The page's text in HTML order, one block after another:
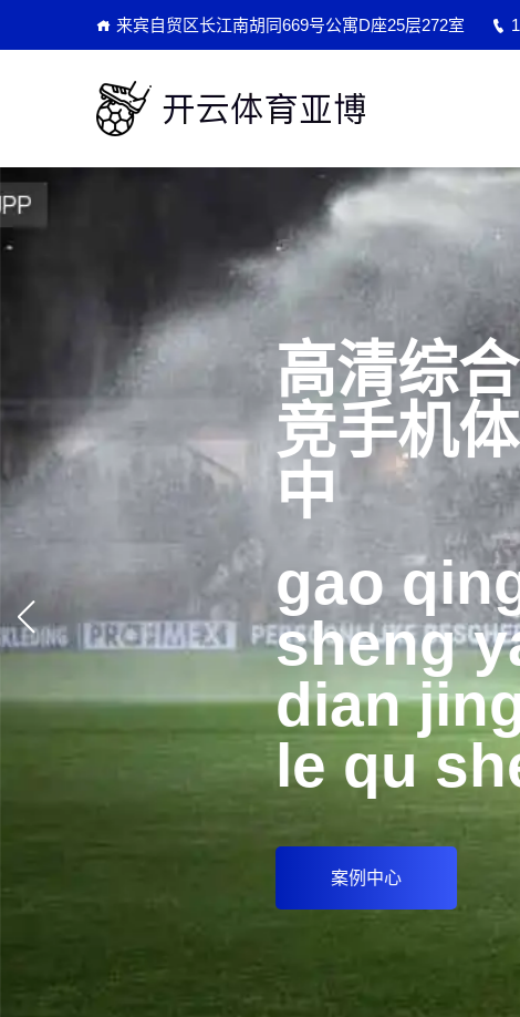
来宾自贸区长江南胡同669号公寓D座25层272室
高清综
竞手机
中
gao
sheng
dian
le qu
案例中心